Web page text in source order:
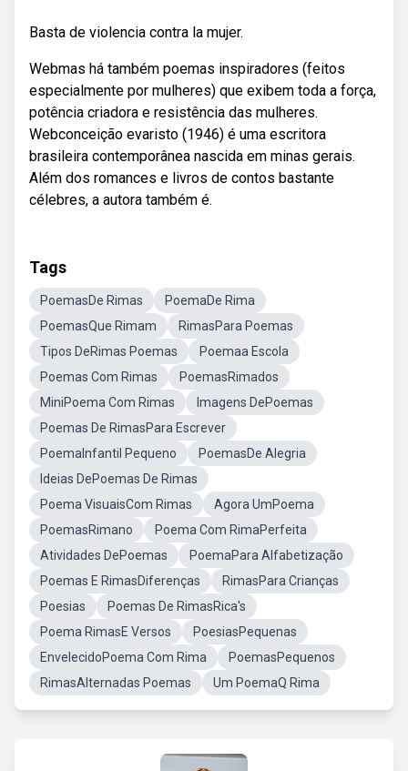
Basta de violencia contra la mujer.
Webmas há também poemas inspiradores (feitos
especialmente por mulheres) que exibem toda a força,
potência criadora e resistência das mulheres.
Webconceição evaristo (1946) é uma escritora
brasileira contemporânea nascida em minas gerais.
Além dos romances e livros de contos bastante
célebres, a autora também é.
Tags
PoemasDe Rimas
PoemaDe Rima
PoemasQue Rimam
RimasPara Poemas
Tipos DeRimas Poemas
Poemaa Escola
Poemas Com Rimas
PoemasRimados
MiniPoema Com Rimas
Imagens DePoemas
Poemas De RimasPara Escrever
PoemaInfantil Pequeno
PoemasDe Alegria
Ideias DePoemas De Rimas
Poema VisuaisCom Rimas
Agora UmPoema
PoemasRimano
Poema Com RimaPerfeita
Atividades DePoemas
PoemaPara Alfabetização
Poemas E RimasDiferenças
RimasPara Crianças
Poesias
Poemas De RimasRica's
Poema RimasE Versos
PoesiasPequenas
EnvelecidoPoema Com Rima
PoemasPequenos
RimasAlternadas Poemas
Um PoemaQ Rima